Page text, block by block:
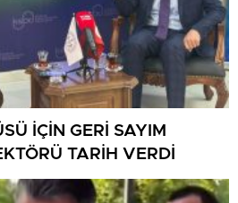
İÇİN GERİ SAYIM
TARİH VERDİ